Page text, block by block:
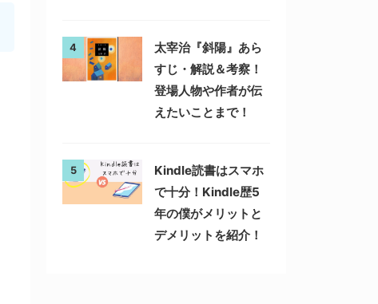
4
太宰治『斜陽』あら
すじ・解説＆考察！
登場人物や作者が伝
えたいことまで！
5
Kindle読書はスマホ
で十分！Kindle歴5
年の僕がメリットと
デメリットを紹介！